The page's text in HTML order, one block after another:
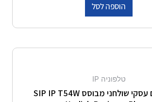
הוספה לסל
טלפוניה IP
טלפון חכם עסקי שולחני מבוסס SIP IP T54W